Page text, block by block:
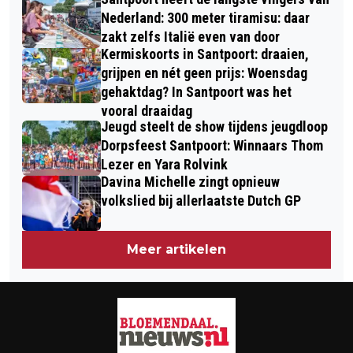
BLOEMENDAAL MET ALS SPECIALE
GAST BOUDEWIJN DE GROOT
Nederland: 300 meter tiramisu: daar
zakt zelfs Italië even van door
Kermiskoorts in Santpoort: draaien,
grijpen en nét geen prijs: Woensdag
gehaktdag? In Santpoort was het
vooral draaidag
Jeugd steelt de show tijdens jeugdloop
Dorpsfeest Santpoort: Winnaars Thom
Lezer en Yara Rolvink
Davina Michelle zingt opnieuw
volkslied bij allerlaatste Dutch GP
Meer artikelen